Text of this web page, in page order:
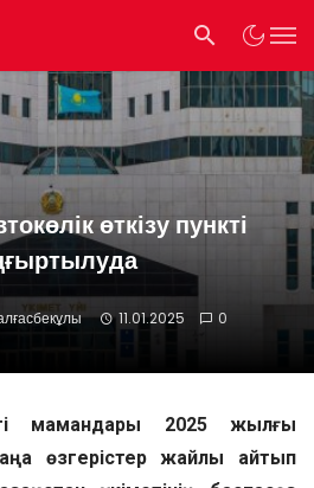
өткізу пункті
11.01.2025 0
мамандары 2025 жылғы
өзгерістер жайлы айтып